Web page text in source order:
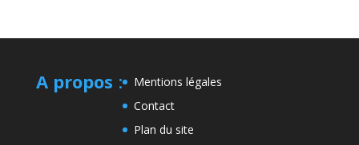
A propos :
Mentions légales
Contact
Plan du site